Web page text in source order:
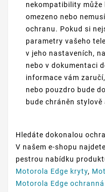
nekompatibility
omezeno nebo
ochranu. Pokud si
parametry vašeho
v jeho nastaveních,
nebo v dokumentaci
informace vám
nebo pouzdro bude
bude chráněn stylově
Hledáte dokonalou
V našem e-shopu
pestrou nabídku
Motorola Edge kryty,
Motorola Edge